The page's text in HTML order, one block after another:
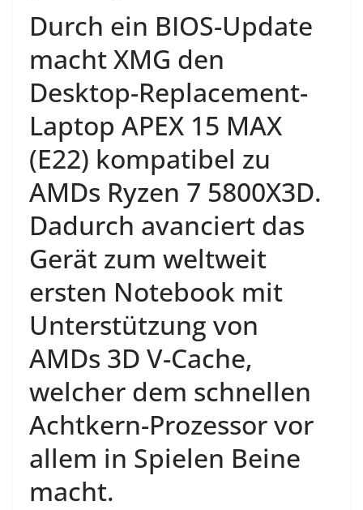
Durch ein BIOS-Update
macht XMG den
Desktop-Replacement-
Laptop APEX 15 MAX
(E22) kompatibel zu
AMDs Ryzen 7 5800X3D.
Dadurch avanciert das
Gerät zum weltweit
ersten Notebook mit
Unterstützung von
AMDs 3D V-Cache,
welcher dem schnellen
Achtkern-Prozessor vor
allem in Spielen Beine
macht.